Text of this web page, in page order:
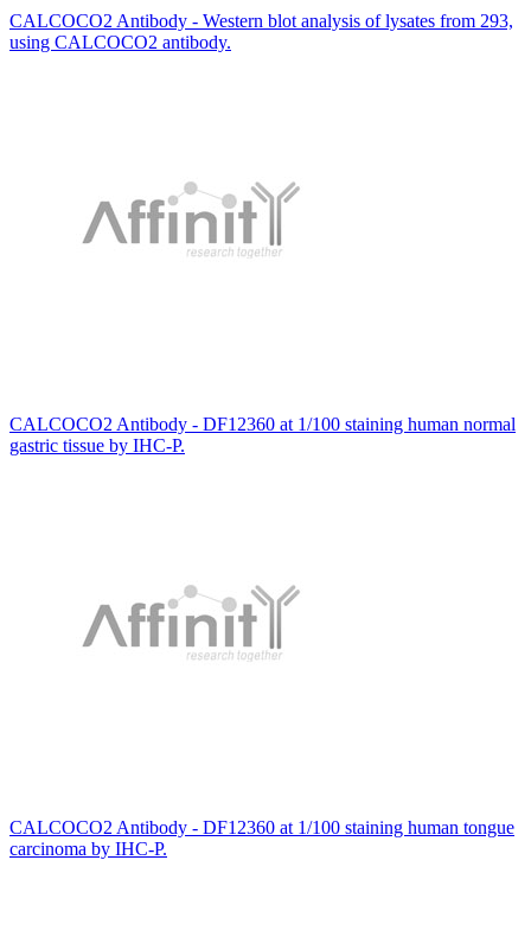
CALCOCO2 Antibody - Western blot analysis of lysates from 293,
using CALCOCO2 antibody.
CALCOCO2 Antibody - DF12360 at 1/100 staining human normal
gastric tissue by IHC-P.
CALCOCO2 Antibody - DF12360 at 1/100 staining human tongue
carcinoma by IHC-P.